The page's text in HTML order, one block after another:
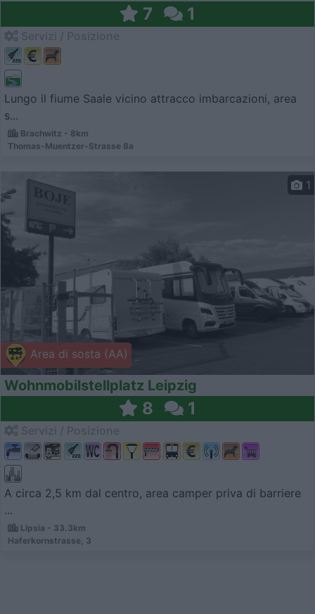
7 1
Lungo il fiume Saale vicino attracco imbarcazioni, area
s...
Brachwitz - 8km
Thomas-Muentzer-Strasse 8a
Area di sosta (AA)
1
Wohnmobilstellplatz Leipzig
8 1
A circa 2,5 km dal centro, area camper priva di barriere
...
Lipsia - 33.3km
Haferkornstrasse, 3